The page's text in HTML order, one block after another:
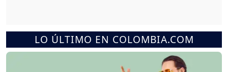
LO ÚLTIMO EN COLOMBIA.COM